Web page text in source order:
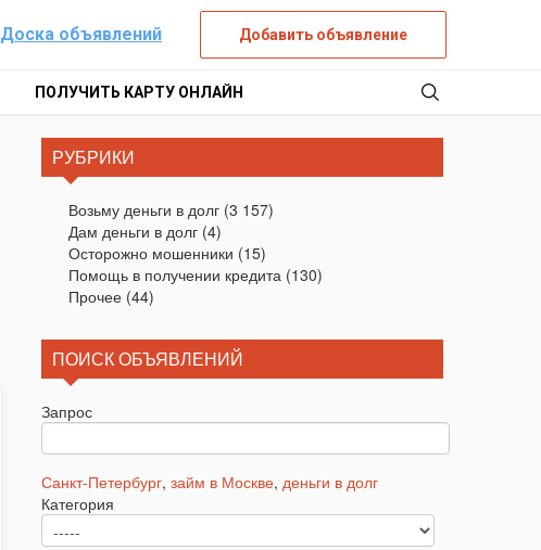
Доска объявлений Добавить объявление
ПОЛУЧИТЬ КАРТУ ОНЛАЙН
РУБРИКИ
Возьму деньги в долг(3 157)
Дам деньги в долг(4)
Осторожно мошенники (15)
Помощь в получении кредита(130)
Прочее(44)
ПОИСК ОБЪЯВЛЕНИЙ
Запрос
Санкт-Петербург, займ в Москве, деньги в долг
Категория